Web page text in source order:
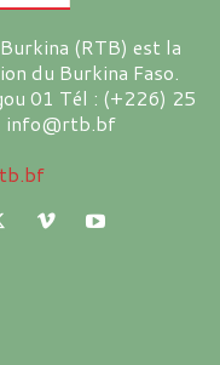
(RTB) est la
du Burkina Faso.
01 Tél : (+226) 25